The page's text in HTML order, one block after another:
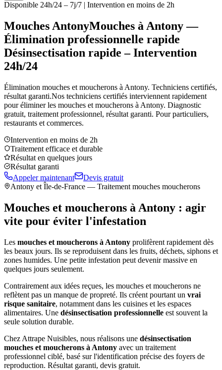
Disponible 24h/24 – 7j/7 | Intervention en moins de 2h
Mouches AntonyMouches à Antony —
Élimination professionnelle rapide
Désinsectisation rapide – Intervention
24h/24
Élimination mouches et moucherons à Antony. Techniciens certifiés,
résultat garanti.Nos techniciens certifiés interviennent rapidement
pour éliminer les mouches et moucherons à Antony. Diagnostic
gratuit, traitement professionnel, résultat garanti. Pour particuliers,
restaurants et commerces.
Intervention en moins de 2h
Traitement efficace et durable
Résultat en quelques jours
Résultat garanti
Appeler maintenant
Devis gratuit
Antony et Île-de-France — Traitement mouches moucherons
Mouches et moucherons à Antony : agir
vite pour éviter l'infestation
Les mouches et moucherons à Antony prolifèrent rapidement dès
les beaux jours. Ils se reproduisent dans les fruits, déchets, siphons et
zones humides. Une petite infestation peut devenir massive en
quelques jours seulement.
Contrairement aux idées reçues, les mouches et moucherons ne
reflètent pas un manque de propreté. Ils créent pourtant un vrai
risque sanitaire, notamment dans les cuisines et les espaces
alimentaires. Une désinsectisation professionnelle est souvent la
seule solution durable.
Chez Attrape Nuisibles, nous réalisons une désinsectisation
mouches et moucherons à Antony avec un traitement
professionnel ciblé, basé sur l'identification précise des foyers de
reproduction. Résultat garanti, devis gratuit.